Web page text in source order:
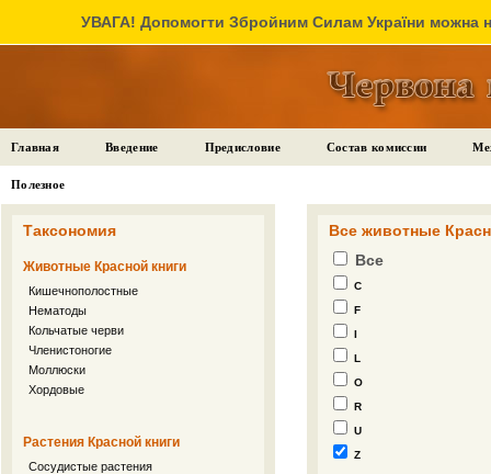
УВАГА! Допомогти Збройним Силам України можна
Главная Введение Предисловие Состав комиссии
Полезное
Таксономия
Животные Красной книги
Кишечнополостные
Нематоды
Кольчатые черви
Членистоногие
Моллюски
Хордовые
Растения Красной книги
Сосудистые растения
Все животные
Все
C
F
I
L
O
R
U
Z